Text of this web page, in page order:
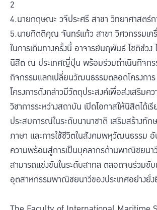
2
4.นายกฤษณะ วจีประศรี สาขา วิทยาศาสตร์ก
5.นายกิตติคุณ จันทร์แก้ว สาขา วิศวกรรมเค
ในการเดินทางครั้งนี้ อาจารย์นฤพันธ์ โชติช่วง
นิสิต ณ ประเทศญี่ปุ่น พร้อมร่วมดำเนินกิจกร
กิจกรรมแลกเปลี่ยนวัฒนธรรมตลอดโครงการ
โครงการดังกล่าวมีวัตถุประสงค์เพื่อส่งเสริมค
วิชาการระหว่างสถาบัน เปิดโอกาสให้นิสิตได้เ
ประสบการณ์ในระดับนานาชาติ เสริมสร้างทัก
ภาษา และการใช้ชีวิตในสังคมพหุวัฒนธรรม อั
ความพร้อมสู่การเป็นบุคลากรด้านพาณิชยน
สามารถแข่งขันในระดับสากล ตลอดจนร่วมขั
อุตสาหกรรมพาณิชยนาวีของประเทศอย่างยั่